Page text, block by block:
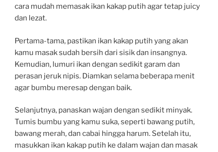
cara mudah memasak ikan kakap putih agar tetap juicy
dan lezat.
Pertama-tama, pastikan ikan kakap putih yang akan
kamu masak sudah bersih dari sisik dan insangnya.
Kemudian, lumuri ikan dengan sedikit garam dan
perasan jeruk nipis. Diamkan selama beberapa menit
agar bumbu meresap dengan baik.
Selanjutnya, panaskan wajan dengan sedikit minyak.
Tumis bumbu yang kamu suka, seperti bawang putih,
bawang merah, dan cabai hingga harum. Setelah itu,
masukkan ikan kakap putih ke dalam wajan dan masak